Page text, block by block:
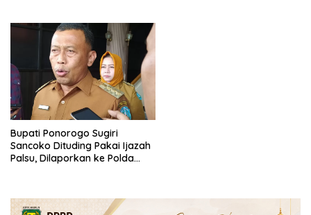
Bupati Ponorogo Sugiri
Sancoko Dituding Pakai Ijazah
Palsu, Dilaporkan ke Polda